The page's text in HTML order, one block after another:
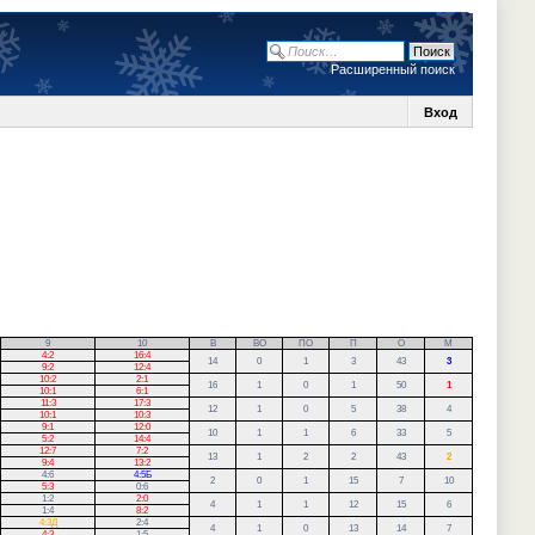
Расширенный поиск
Вход
9 10 В ВО ПО П О
М
4:2 16:4
14 0 1 3 43 3
9:2
12:4
10:2 2:1
16 1 0 1 50 1
10:1
6:1
11:3 17:3
12 1 0 5 38 4
10:1
10:3
9:1 12:0
10 1 1 6 33 5
5:2
14:4
12:7 7:2
13 1 2 2 43 2
9:4
13:2
4:6 4:5Б
2 0 1 15 7 10
5:3
0:6
1:2 2:0
4 1 1 12 15 6
1:4
8:2
4:3Д 2:4
4 1 0 13 14 7